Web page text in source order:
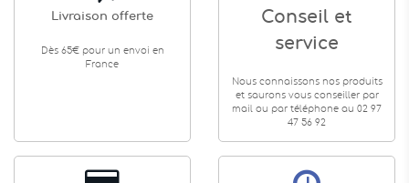
Livraison offerte
Dès 65€ pour un envoi en
France
Conseil et
service
Nous connaissons nos produits
et saurons vous conseiller par
mail ou par téléphone au 02 97
47 56 92